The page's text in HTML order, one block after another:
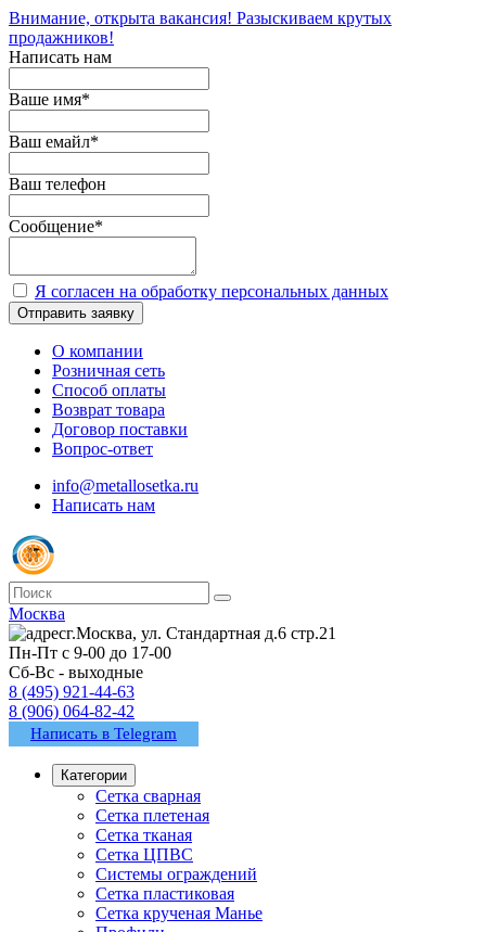
Внимание, открыта вакансия! Разыскиваем крутых
продажников!
Написать нам
Ваше имя*
Ваш емайл*
Ваш телефон
Сообщение*
Я согласен на обработку персональных данных
Отправить заявку
О компании
Розничная сеть
Способ оплаты
Возврат товара
Договор поставки
Вопрос-ответ
info@metallosetka.ru
Написать нам
Москва
г.Москва, ул. Стандартная д.6 стр.21
Пн-Пт с 9-00 до 17-00
Сб-Вс - выходные
8 (495) 921-44-63
8 (906) 064-82-42
Написать в Telegram
Категории
Сетка сварная
Сетка плетеная
Сетка тканая
Сетка ЦПВС
Системы ограждений
Сетка пластиковая
Сетка крученая Манье